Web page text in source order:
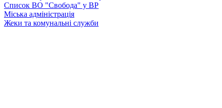
Список ВО "Свобода" у ВР
Міська адміністрація
Жеки та комунальні служби